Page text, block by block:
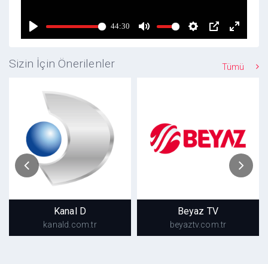
Sizin İçin Önerilenler Tümü
Kanal D
Kanal D
kanald.com.tr
Beyaz TV
beyaztv.com.tr